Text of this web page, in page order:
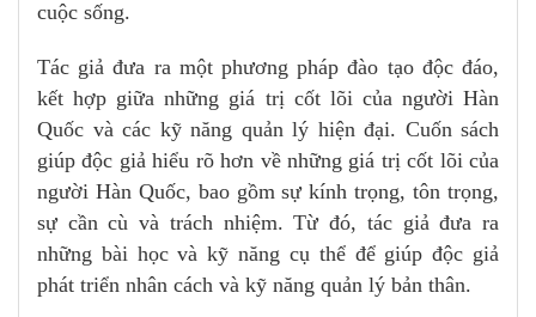
cuộc sống.
Tác giả đưa ra một phương pháp đào tạo độc đáo,
kết hợp giữa những giá trị cốt lõi của người Hàn
Quốc và các kỹ năng quản lý hiện đại. Cuốn sách
giúp độc giả hiểu rõ hơn về những giá trị cốt lõi của
người Hàn Quốc, bao gồm sự kính trọng, tôn trọng,
sự cần cù và trách nhiệm. Từ đó, tác giả đưa ra
những bài học và kỹ năng cụ thể để giúp độc giả
phát triển nhân cách và kỹ năng quản lý bản thân.